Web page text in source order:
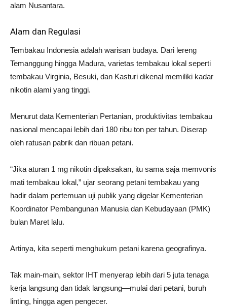
alam Nusantara.
Alam dan Regulasi
Tembakau Indonesia adalah warisan budaya. Dari lereng
Temanggung hingga Madura, varietas tembakau lokal seperti
tembakau Virginia, Besuki, dan Kasturi dikenal memiliki kadar
nikotin alami yang tinggi.
Menurut data Kementerian Pertanian, produktivitas tembakau
nasional mencapai lebih dari 180 ribu ton per tahun. Diserap
oleh ratusan pabrik dan ribuan petani.
“Jika aturan 1 mg nikotin dipaksakan, itu sama saja memvonis
mati tembakau lokal,” ujar seorang petani tembakau yang
hadir dalam pertemuan uji publik yang digelar Kementerian
Koordinator Pembangunan Manusia dan Kebudayaan (PMK)
bulan Maret lalu.
Artinya, kita seperti menghukum petani karena geografinya.
Tak main-main, sektor IHT menyerap lebih dari 5 juta tenaga
kerja langsung dan tidak langsung—mulai dari petani, buruh
linting, hingga agen pengecer.